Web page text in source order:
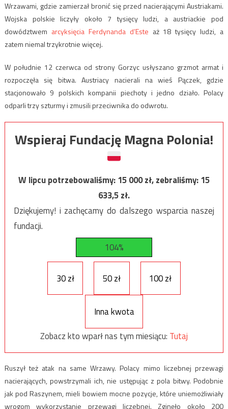
Wrzawami, gdzie zamierzał bronić się przed nacierającymi Austriakami.
Wojska polskie liczyły około 7 tysięcy ludzi, a austriackie pod
dowództwem arcyksięcia Ferdynanda d’Este aż 18 tysięcy ludzi, a
zatem niemal trzykrotnie więcej.
W południe 12 czerwca od strony Gorzyc usłyszano grzmot armat i
rozpoczęła się bitwa. Austriacy nacierali na wieś Pączek, gdzie
stacjonowało 9 polskich kompanii piechoty i jedno działo. Polacy
odparli trzy szturmy i zmusili przeciwnika do odwrotu.
Wspieraj Fundację Magna Polonia!
W lipcu potrzebowaliśmy:15 000zł, zebraliśmy:15
633,5zł.
Dziękujemy! i zachęcamy do dalszego wsparcia naszej
fundacji.
104%
30 zł 50 zł 100 zł
Inna kwota
Zobacz kto wparł nas tym miesiącu: Tutaj
Ruszył też atak na same Wrzawy. Polacy mimo liczebnej przewagi
nacierających, powstrzymali ich, nie ustępując z pola bitwy. Podobnie
jak pod Raszynem, mieli bowiem mocne pozycje, które uniemożliwiały
wrogom wykorzystanie przewagi liczebnej. Zginęło około 200